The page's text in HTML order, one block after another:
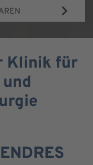
Klinik für